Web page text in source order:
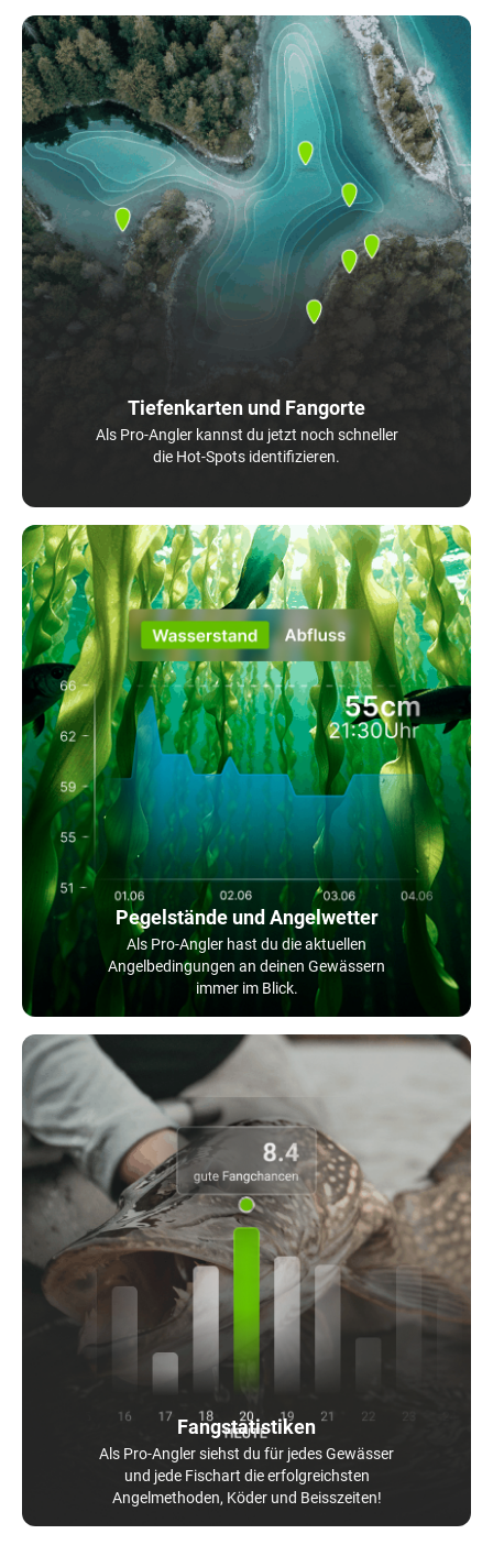
Tiefenkarten und Fangorte
Als Pro-Angler kannst du jetzt noch schneller
die Hot-Spots identifizieren.
Pegelstände und Angelwetter
Als Pro-Angler hast du die aktuellen
Angelbedingungen an deinen Gewässern
immer im Blick.
Fangstatistiken
Als Pro-Angler siehst du für jedes Gewässer
und jede Fischart die erfolgreichsten
Angelmethoden, Köder und Beisszeiten!